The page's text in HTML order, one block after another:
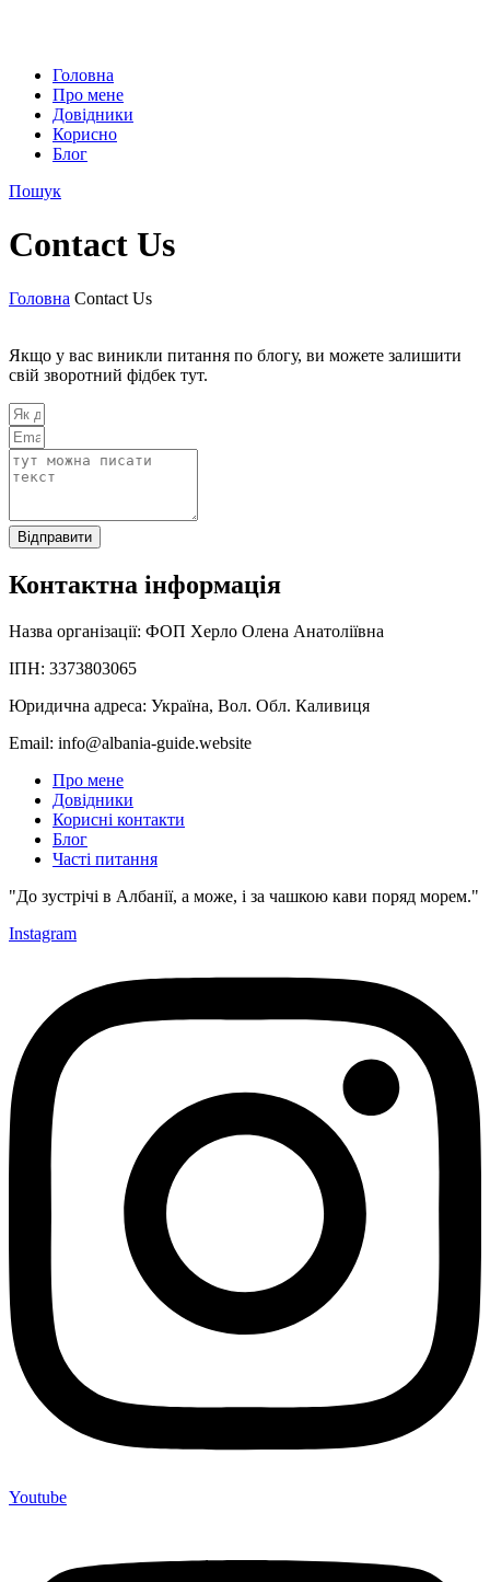
Головна
Про мене
Довідники
Корисно
Блог
Пошук
Contact Us
Головна Contact Us
Якщо у вас виникли питання по блогу, ви можете залишити
свій зворотний фідбек тут.
Відправити
Контактна інформація
Назва організації: ФОП Херло Олена Анатоліївна
ІПН: 3373803065
Юридична адреса: Україна, Вол. Обл. Каливиця
Email: info@albania-guide.website
Про мене
Довідники
Корисні контакти
Блог
Часті питання
"До зустрічі в Албанії, а може, і за чашкою кави поряд морем."
Instagram
Youtube